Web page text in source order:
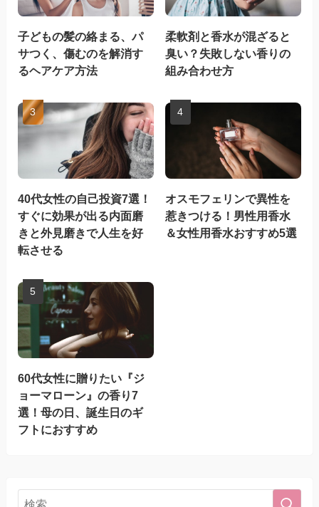
子どもの髪の絡まる、パ
サつく、傷むのを解消す
るヘアケア方法
柔軟剤と香水が混ざると
臭い？失敗しない香りの
組み合わせ方
40代女性の自己投資7選！
すぐに効果が出る内面磨
きと外見磨きで人生を好
転させる
オスモフェリンで異性を
惹きつける！男性用香水
＆女性用香水おすすめ5選
60代女性に贈りたい『ジ
ョーマローン』の香り7
選！母の日、誕生日のギ
フトにおすすめ